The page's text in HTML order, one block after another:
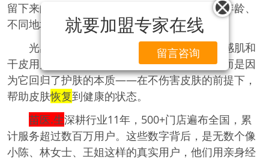
留下来的，一定是那些经得起不同肤质、不同年龄、
不同地域的用户反复验证的产品。
光感磨皮肌之所以能同时打动油痘肌、敏感肌和
干皮用户，不是因为它迎合了某种市场潮流，而是因
为它回归了护肤的本质——在不伤害皮肤的前提下，
帮助皮肤恢复到健康的状态。
苗医.生深耕行业11年，500+门店遍布全国，累
计服务超过数百万用户。这些数字背后，是无数个像
小陈、林女士、王姐这样的真实用户，他们用亲身经
就要加盟专家在线
留言咨询